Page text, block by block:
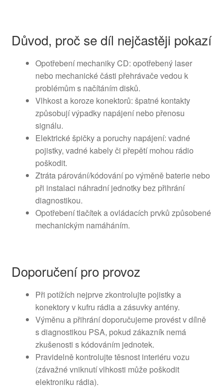
Důvod, proč se díl nejčastěji pokazí
Opotřebení mechaniky CD: opotřebený laser
nebo mechanické části přehrávače vedou k
problémům s načítáním disků.
Vlhkost a koroze konektorů: špatné kontakty
způsobují výpadky napájení nebo přenosu
signálu.
Elektrické špičky a poruchy napájení: vadné
pojistky, vadné kabely či přepětí mohou rádio
poškodit.
Ztráta párování/kódování po výměně baterie nebo
při instalaci náhradní jednotky bez přihrání
diagnostikou.
Opotřebení tlačítek a ovládacích prvků způsobené
mechanickým namáháním.
Doporučení pro provoz
Při potížích nejprve zkontrolujte pojistky a
konektory v kufru rádia a zásuvky antény.
Výměnu a přihrání doporučujeme provést v dílně
s diagnostikou PSA, pokud zákazník nemá
zkušenosti s kódováním jednotek.
Pravidelně kontrolujte těsnost interiéru vozu
(závažné vniknutí vlhkosti může poškodit
elektroniku rádia).